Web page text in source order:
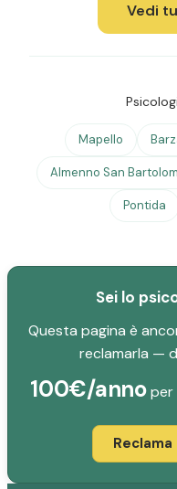
Vedi
Mapello
Almenno San
Pontida
Sei lo
Questa pagina è
reclamarla —
100€/annoper